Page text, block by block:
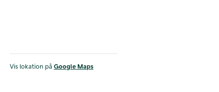
Vis lokation på Google Maps